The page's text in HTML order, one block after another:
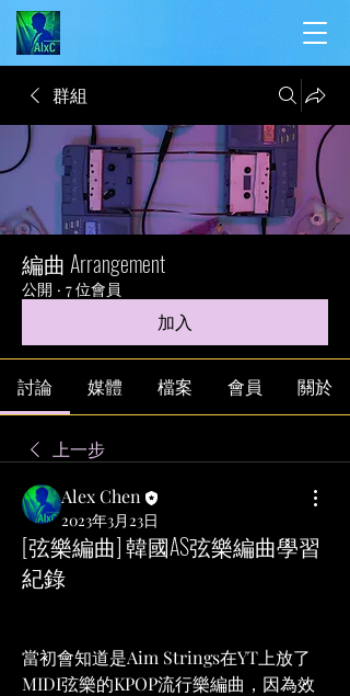
群組
編曲 Arrangement
公開 · 7 位會員
加入
討論 媒體 檔案 會員 關於
上一步
Alex Chen
2023年3月23日
[弦樂編曲] 韓國AS弦樂編曲學習
紀錄
當初會知道是Aim Strings在YT上放了
MIDI弦樂的KPOP流行樂編曲，因為效